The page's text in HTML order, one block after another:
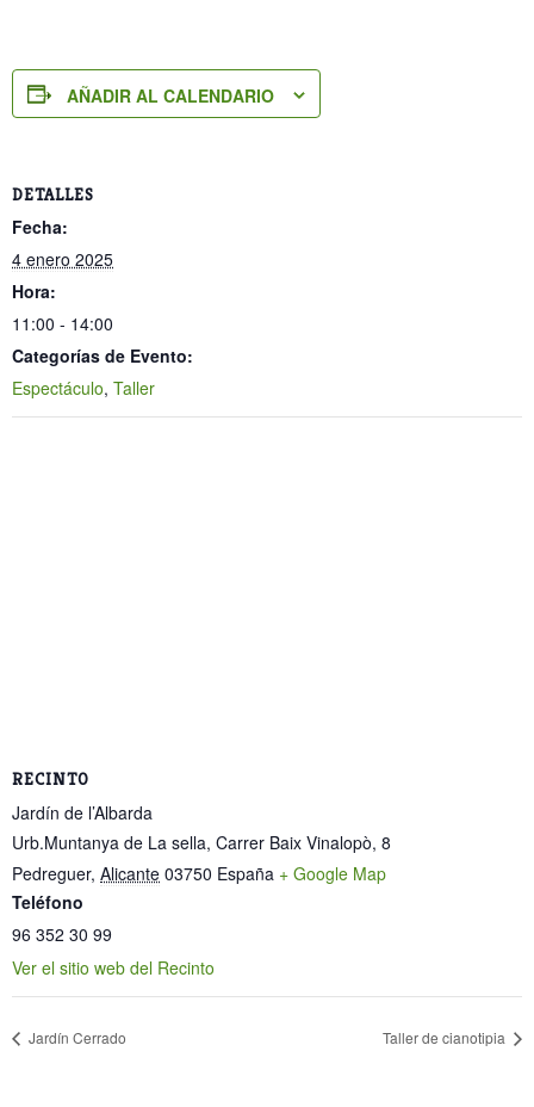
AÑADIR AL CALENDARIO
DETALLES
Fecha:
4 enero 2025
Hora:
11:00 - 14:00
Categorías de Evento:
Espectáculo, Taller
RECINTO
Jardín de l’Albarda
Urb.Muntanya de La sella, Carrer Baix Vinalopò, 8
Pedreguer, Alicante 03750 España + Google Map
Teléfono
96 352 30 99
Ver el sitio web del Recinto
Jardín Cerrado Taller de cianotipia